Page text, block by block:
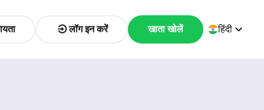
लॉग इन करें खाता खोलें हिंदी